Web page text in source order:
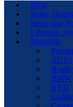
Blog
Reise,
Reise und
Lifestyle,
Mobilität
AUDI
BMW
BYD